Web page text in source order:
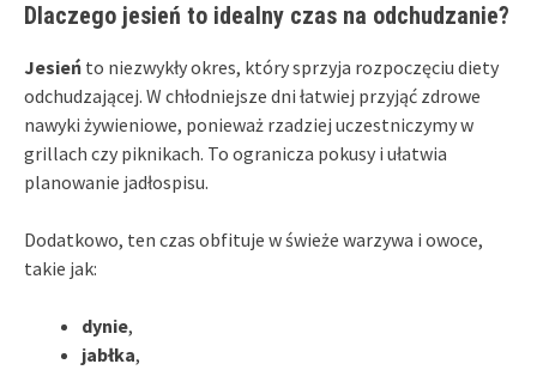
Dlaczego jesień to idealny czas na odchudzanie?
Jesień to niezwykły okres, który sprzyja rozpoczęciu diety
odchudzającej. W chłodniejsze dni łatwiej przyjąć zdrowe
nawyki żywieniowe, ponieważ rzadziej uczestniczymy w
grillach czy piknikach. To ogranicza pokusy i ułatwia
planowanie jadłospisu.
Dodatkowo, ten czas obfituje w świeże warzywa i owoce,
takie jak:
dynie,
jabłka,